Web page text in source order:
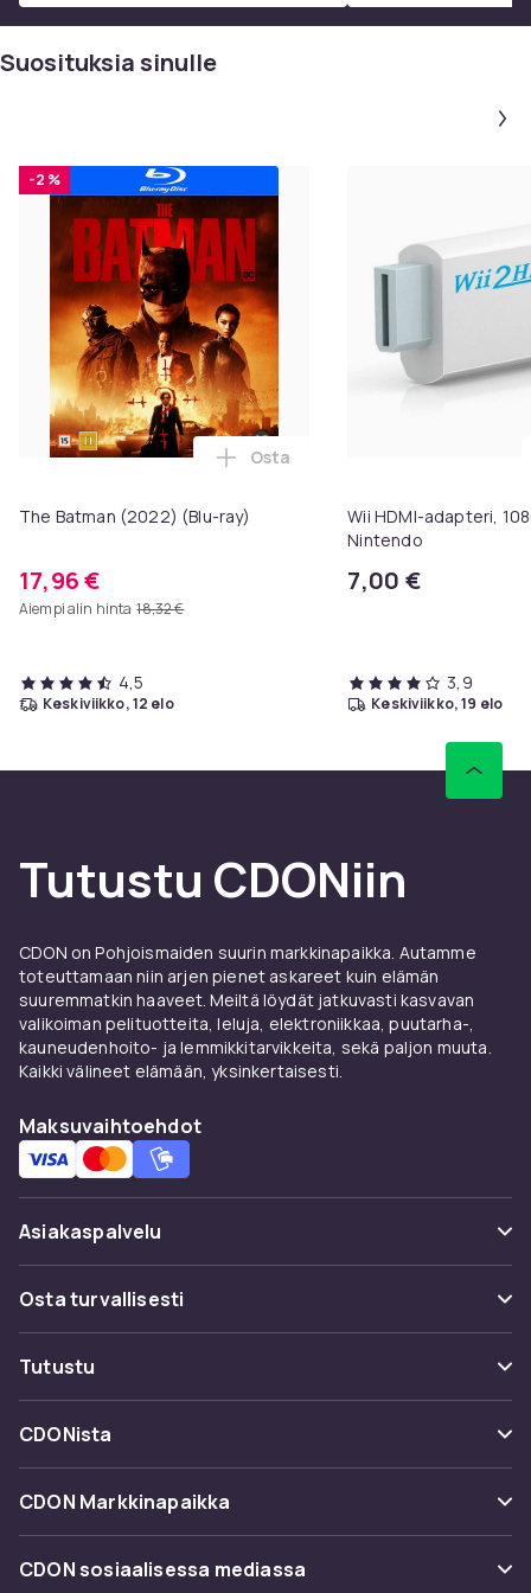
SKU: 12534
LISÄMATERIAALI:
4K Ultra HD/Full HD
Akkukesto (minuuttia)
Formaatti
4K Ultra HD
Suositusikä (min)
Tuotenro
20574633-2b91-5602-a80c-ac132fcf4f1a
Tuoteturvallisuustiedot
Suosituksia sinulle
-2 %
The Batman (2022) (Blu-ray)
17,96 €
Aiempi alin hinta 18,32 €
Lisää The Batman (2022) (Blu-
Osta
4,5
keskiviikko, 12 elo
Wii HDMI-adapteri,
Nintendo
7,00 €
3,9
keskiviikko, 19 elo
Tutustu CDONiin
CDON on Pohjoismaiden suurin markkinapaikka. Autamme
toteuttamaan niin arjen pienet askareet kuin elämän
suuremmatkin haaveet. Meiltä löydät jatkuvasti kasvavan
valikoiman pelituotteita, leluja, elektroniikkaa, puutarha-,
kauneudenhoito- ja lemmikkitarvikkeita, sekä paljon muuta.
Kaikki välineet elämään, yksinkertaisesti.
Maksuvaihtoehdot
Asiakaspalvelu
Usein kysyttyä (UKK)
Seuraa pakettia
Ota yhteyttä
Osta turvallisesti
Maksuvaihtoehdot
Toimitus
Takaisinvedot
Tutustu
Kategoriat
Tuotemerkit
CDONista
Tietoa meistä
Asiakasarvionnit
CDON Markkinapaikka
Merchant Help Center
CDON sosiaalisessa mediassa